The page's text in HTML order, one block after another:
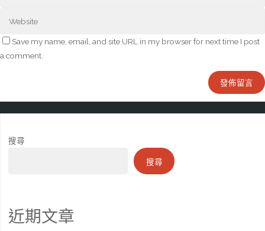
Save my name, email, and site URL in my browser for next time I post
a comment.
搜尋
搜尋
近期文章